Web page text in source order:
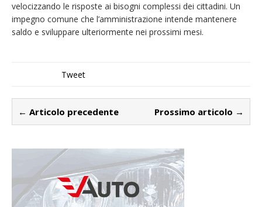
velocizzando le risposte ai bisogni complessi dei cittadini. Un
impegno comune che l’amministrazione intende mantenere
saldo e sviluppare ulteriormente nei prossimi mesi.
Tweet
← Articolo precedente Prossimo articolo →